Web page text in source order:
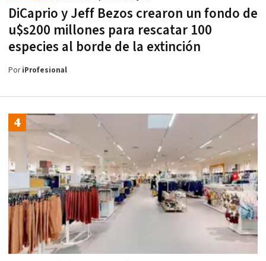
DiCaprio y Jeff Bezos crearon un fondo de
u$s200 millones para rescatar 100
especies al borde de la extinción
PoriProfesional